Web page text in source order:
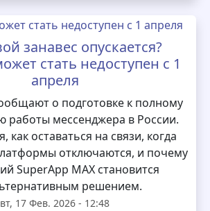
занавес опускается?
стать недоступен с 1
апреля
о подготовке к полному
работы мессенджера в России.
как оставаться на связи, когда
отключаются, и почему
SuperApp MAX становится
решением.
вт, 17 Фев. 2026 - 12:48